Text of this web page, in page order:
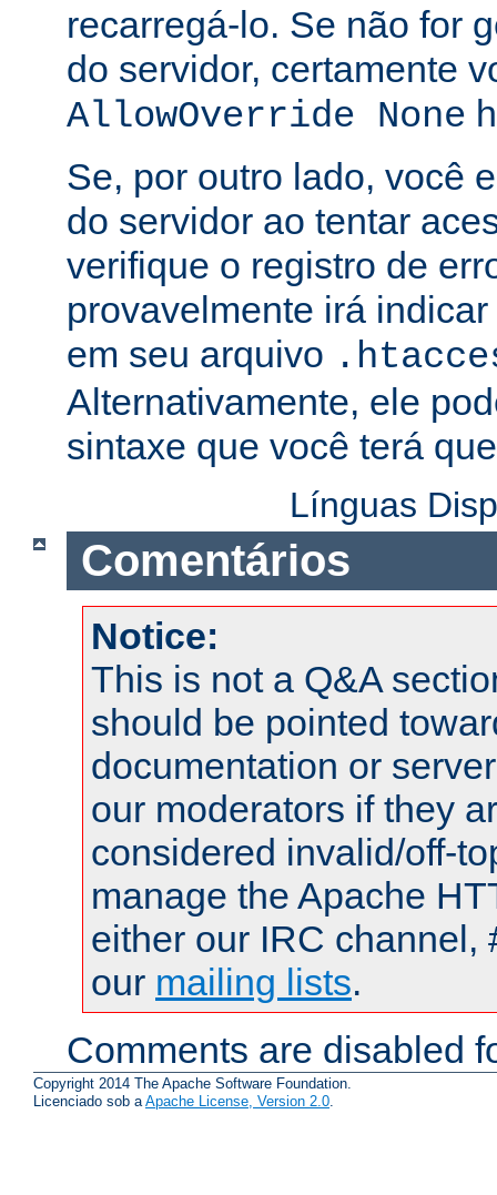
recarregá-lo. Se não for
do servidor, certamente
AllowOverride None
Se, por outro lado, você
do servidor ao tentar
verifique o registro de
provavelmente irá
em seu arquivo
Alternativamente, ele
sintaxe que você terá
Línguas
Comentários
Notice:
This is not a Q&A
should be pointed
documentation or
our moderators if they
considered invalid/off-
manage the Apache
either our IRC channel,
our mailing lists.
Comments are disabled
Copyright 2014 The Apache Software Foundation.
Licenciado sob aApache License, Version 2.0.